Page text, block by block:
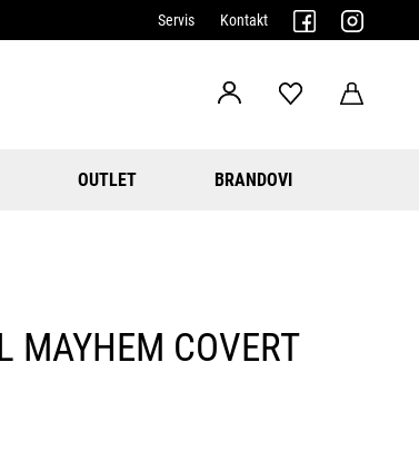
Servis Kontakt
OUTLET BRANDOVI
MAYHEM COVERT